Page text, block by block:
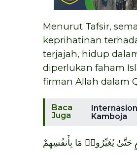
Menurut Tafsir,
keprihatinan
terjajah, hidup
diperlukan faham
firman Allah dalam
Baca
Juga
Kamboja
حَتَّىٰ يُغَيِّرُوا۟ مَا بِأَنفُسِهِمْ